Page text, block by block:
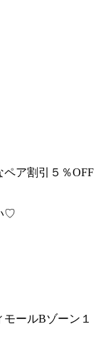
ア割引５％OFF
♡
ールBゾーン１